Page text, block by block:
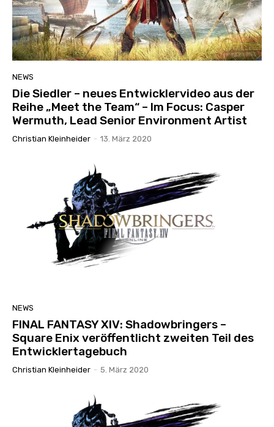
NEWS
Die Siedler – neues Entwicklervideo aus der
Reihe „Meet the Team“ – Im Focus: Casper
Wermuth, Lead Senior Environment Artist
Christian Kleinheider - 13. März 2020
NEWS
FINAL FANTASY XIV: Shadowbringers –
Square Enix veröffentlicht zweiten Teil des
Entwicklertagebuch
Christian Kleinheider - 5. März 2020